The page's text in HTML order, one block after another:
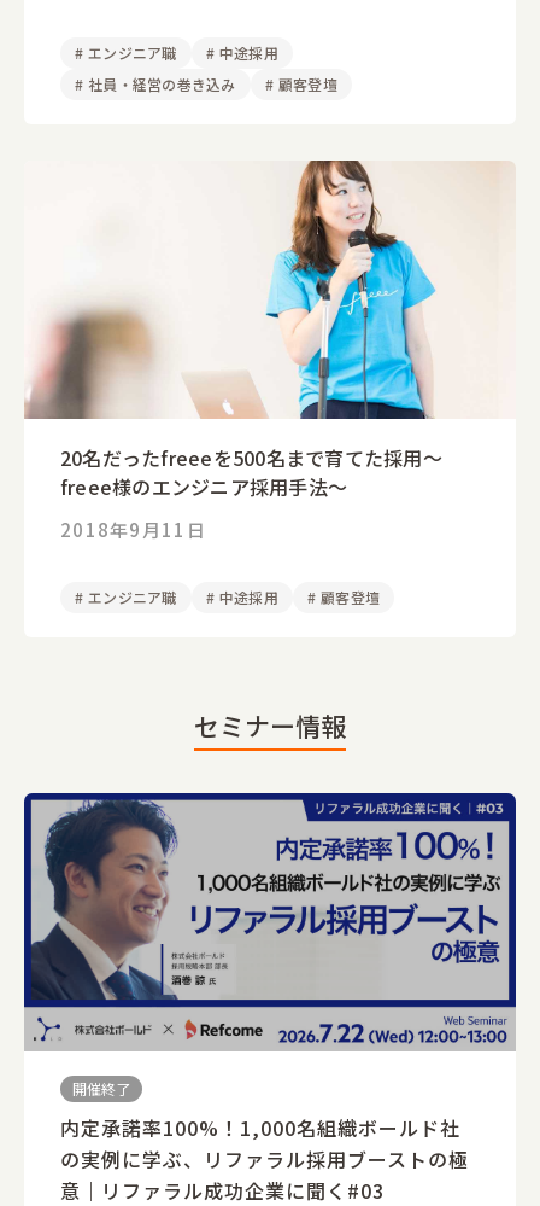
# エンジニア職 # 中途採用
# 社員・経営の巻き込み # 顧客登壇
20名だったfreeeを500名まで育てた採用〜
freee様のエンジニア採用手法〜
2018年9月11日
# エンジニア職 # 中途採用 # 顧客登壇
セミナー情報
開催終了
内定承諾率100%！1,000名組織ボールド社
の実例に学ぶ、リファラル採用ブーストの極
意｜リファラル成功企業に聞く#03